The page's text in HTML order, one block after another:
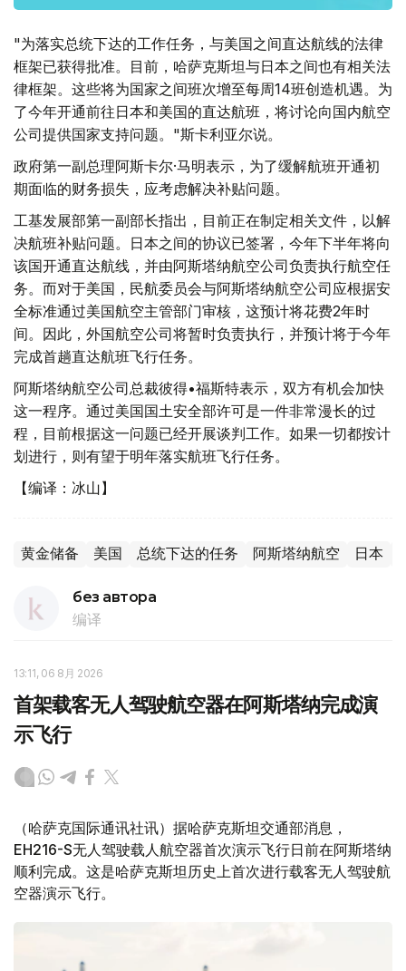
"为落实总统下达的工作任务，与美国之间直达航线的法律
框架已获得批准。目前，哈萨克斯坦与日本之间也有相关法
律框架。这些将为国家之间班次增至每周14班创造机遇。为
了今年开通前往日本和美国的直达航班，将讨论向国内航空
公司提供国家支持问题。"斯卡利亚尔说。
政府第一副总理阿斯卡尔·马明表示，为了缓解航班开通初
期面临的财务损失，应考虑解决补贴问题。
工基发展部第一副部长指出，目前正在制定相关文件，以解
决航班补贴问题。日本之间的协议已签署，今年下半年将向
该国开通直达航线，并由阿斯塔纳航空公司负责执行航空任
务。而对于美国，民航委员会与阿斯塔纳航空公司应根据安
全标准通过美国航空主管部门审核，这预计将花费2年时
间。因此，外国航空公司将暂时负责执行，并预计将于今年
完成首趟直达航班飞行任务。
阿斯塔纳航空公司总裁彼得•福斯特表示，双方有机会加快
这一程序。通过美国国土安全部许可是一件非常漫长的过
程，目前根据这一问题已经开展谈判工作。如果一切都按计
划进行，则有望于明年落实航班飞行任务。
【编译：冰山】
黄金储备 美国 总统下达的任务 阿斯塔纳航空 日本
без автора
编译
13:11, 06 8月 2026
首架载客无人驾驶航空器在阿斯塔纳完成演
示飞行
（哈萨克国际通讯社讯）据哈萨克斯坦交通部消息，
EH216-S无人驾驶载人航空器首次演示飞行日前在阿斯塔纳
顺利完成。这是哈萨克斯坦历史上首次进行载客无人驾驶航
空器演示飞行。